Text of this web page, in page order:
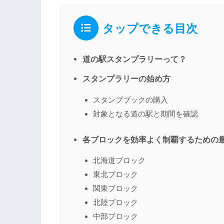
タップできる目次
道の駅スタンプラリーって？
スタンプラリーの始め方
スタンプブックの購入
対象となる道の駅と期間を確認
各ブロックを効率よく制覇するための
北海道ブロック
東北ブロック
関東ブロック
北陸ブロック
中部ブロック